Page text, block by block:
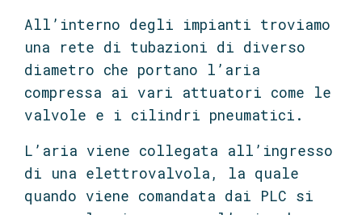
All’interno degli impianti troviamo
una rete di tubazioni di diverso
diametro che portano l’aria
compressa ai vari attuatori come le
valvole e i cilindri pneumatici.
L’aria viene collegata all’ingresso
di una elettrovalvola, la quale
quando viene comandata dai PLC si